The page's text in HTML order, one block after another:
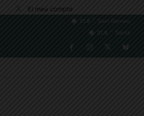
El meu compte
31.8
Sant Gervasi
31.8
Sarrià